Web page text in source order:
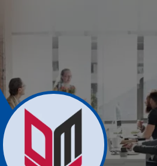
ANASAYFA
HAKKIMIZDA
HİZMETLERİMİZ
MİSYONUMUZ